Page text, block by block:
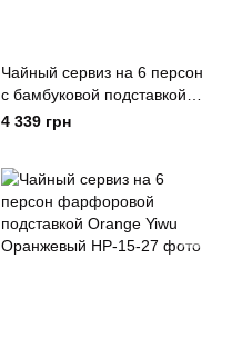
Чайный сервиз на 6 персон
с бамбуковой подставкой
Yiwu
4 339 грн